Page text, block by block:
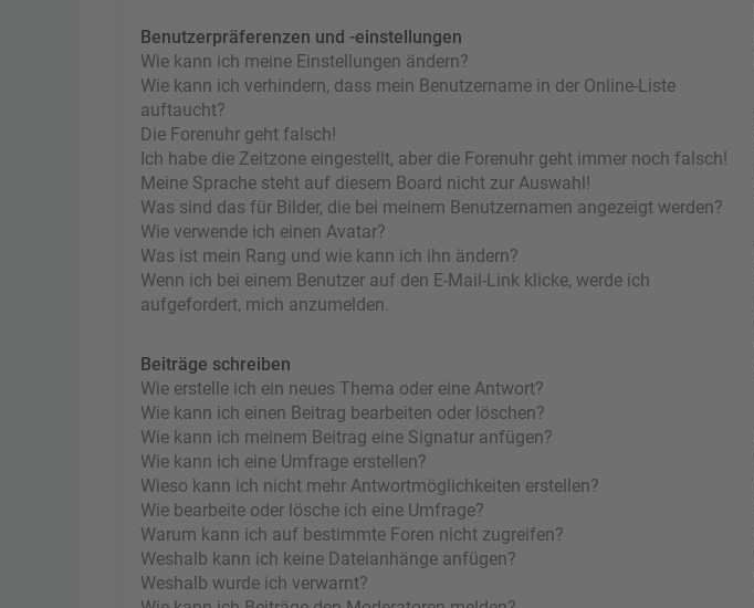
Benutzerpräferenzen und -einstellungen
Wie kann ich meine Einstellungen ändern?
Wie kann ich verhindern, dass mein Benutzername in der Online-Liste
auftaucht?
Die Forenuhr geht falsch!
Ich habe die Zeitzone eingestellt, aber die Forenuhr geht immer noch falsch!
Meine Sprache steht auf diesem Board nicht zur Auswahl!
Was sind das für Bilder, die bei meinem Benutzernamen angezeigt werden?
Wie verwende ich einen Avatar?
Was ist mein Rang und wie kann ich ihn ändern?
Wenn ich bei einem Benutzer auf den E-Mail-Link klicke, werde ich
aufgefordert, mich anzumelden.
Beiträge schreiben
Wie erstelle ich ein neues Thema oder eine Antwort?
Wie kann ich einen Beitrag bearbeiten oder löschen?
Wie kann ich meinem Beitrag eine Signatur anfügen?
Wie kann ich eine Umfrage erstellen?
Wieso kann ich nicht mehr Antwortmöglichkeiten erstellen?
Wie bearbeite oder lösche ich eine Umfrage?
Warum kann ich auf bestimmte Foren nicht zugreifen?
Weshalb kann ich keine Dateianhänge anfügen?
Weshalb wurde ich verwarnt?